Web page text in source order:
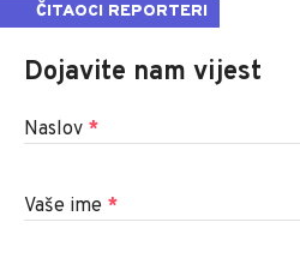
ČITAOCI REPORTERI
Dojavite nam vijest
Naslov *
Vaše ime *